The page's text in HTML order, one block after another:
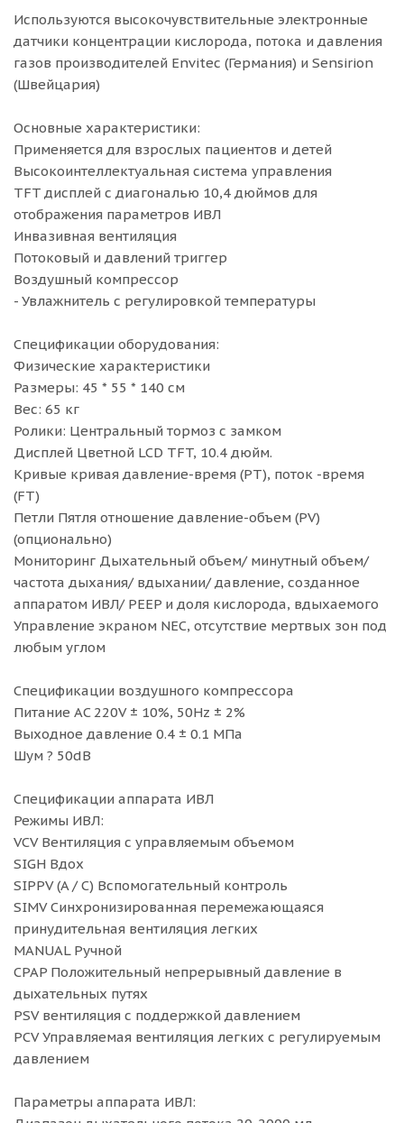
Используются высокочувствительные электронные
датчики концентрации кислорода, потока и давления
газов производителей Envitec (Германия) и Sensirion
(Швейцария)
Основные характеристики:
Применяется для взрослых пациентов и детей
Высокоинтеллектуальная система управления
TFT дисплей с диагональю 10,4 дюймов для
отображения параметров ИВЛ
Инвазивная вентиляция
Потоковый и давлений триггер
Воздушный компрессор
- Увлажнитель с регулировкой температуры
Спецификации оборудования:
Физические характеристики
Размеры: 45 * 55 * 140 см
Вес: 65 кг
Ролики: Центральный тормоз с замком
Дисплей Цветной LCD TFT, 10.4 дюйм.
Кривые кривая давление-время (PT), поток -время
(FT)
Петли Пятля отношение давление-объем (PV)
(опционально)
Мониторинг Дыхательный объем/ минутный объем/
частота дыхания/ вдыхании/ давление, созданное
аппаратом ИВЛ/ PEEP и доля кислорода, вдыхаемого
Управление экраном NEC, отсутствие мертвых зон под
любым углом
Спецификации воздушного компрессора
Питание AC 220V ± 10%, 50Hz ± 2%
Выходное давление 0.4 ± 0.1 МПа
Шум ? 50dB
Спецификации аппарата ИВЛ
Режимы ИВЛ:
VCV Вентиляция с управляемым объемом
SIGH Вдох
SIPPV (A / C) Вспомогательный контроль
SIMV Синхронизированная перемежающаяся
принудительная вентиляция легких
MANUAL Ручной
CPAP Положительный непрерывный давление в
дыхательных путях
PSV вентиляция с поддержкой давлением
PCV Управляемая вентиляция легких с регулируемым
давлением
Параметры аппарата ИВЛ: